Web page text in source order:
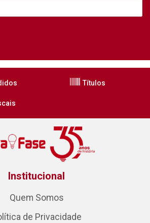
Títulos
Institucional
Quem Somos
de Privacidade